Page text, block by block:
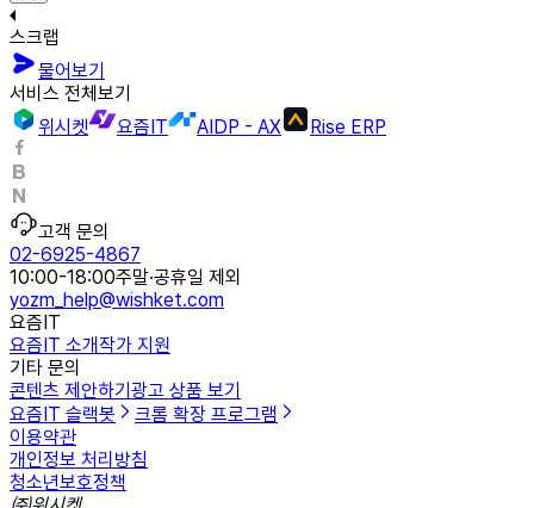
스크랩
물어보기
서비스 전체보기
위시켓
요즘IT AIDP - AX Rise ERP
고객 문의
02-6925-4867
10:00-18:00주말·공휴일 제외
yozm_help@wishket.com
요즘IT
요즘IT 소개작가 지원
기타 문의
콘텐츠 제안하기 광고 상품 보기
요즘IT 슬랙봇
크롬 확장 프로그램
이용약관
개인정보 처리방침
청소년보호정책